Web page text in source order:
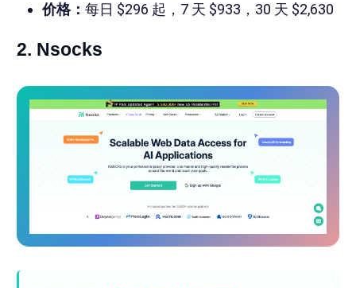
价格： 每日 $296 起，7 天 $933，30 天 $2,630
2. Nsocks